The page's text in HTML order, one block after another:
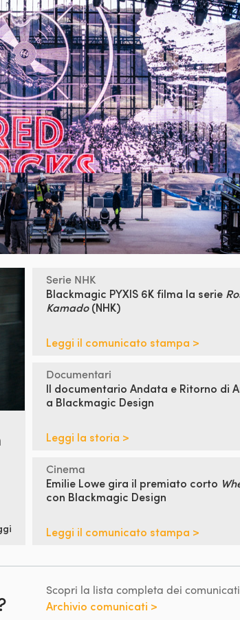
Serie NHK
Blackmagic PYXIS 6K filma la serie
Kamado(NHK)
Leggi il comunicato stampa >
Documentari
Il documentario Andata e Ritorno di
a Blackmagic Design
Leggi la storia >
Cinema
Emilie Lowe gira il premiato corto
con Blackmagic Design
Leggi il comunicato stampa >
Scopri la lista completa dei
Archivio comunicati >